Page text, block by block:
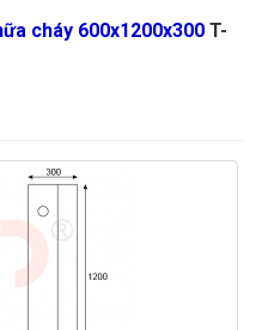
cháy 600x1200x300 T-